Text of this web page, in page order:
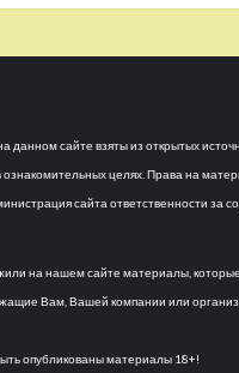
данном сайте взяты из открытых
ознакомительных целях. Права на
сайта ответственности за
на нашем сайте материалы,
Вам, Вашей компании или
опубликованы материалы 18+!